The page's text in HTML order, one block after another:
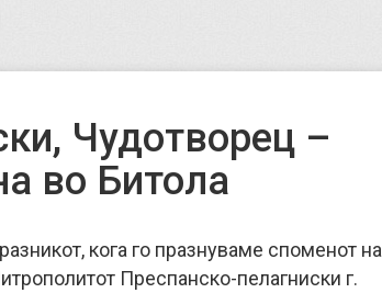
Чудотворец –
во Битола
кога го празнуваме споменот на
Преспанско-пелагниски г.